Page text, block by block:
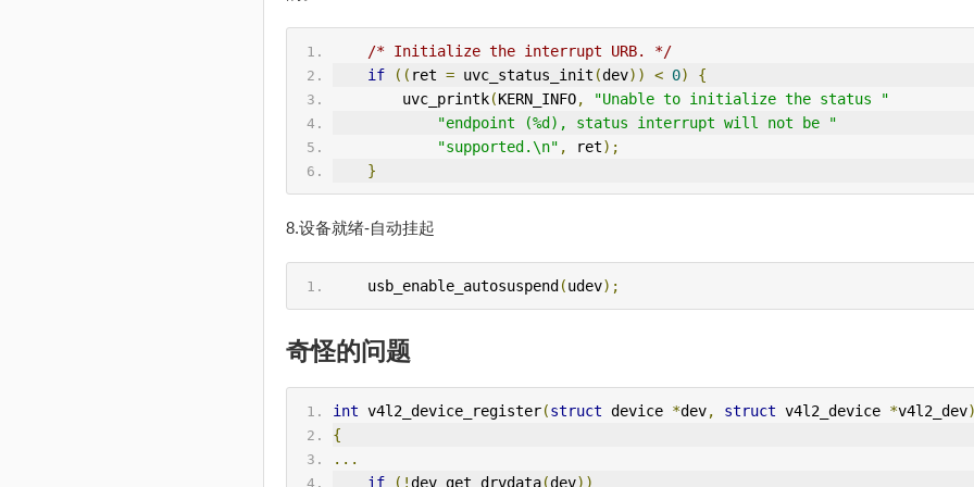
/* Initialize the interrupt URB. */
if
(( ret = uvc_status_init (dev)) < 0)
{
        uvc_printk
(KERN_INFO,
"Unable to initialize the status "
"endpoint (%d), status interrupt will not be "
"supported.\n" , ret);
}
8.设备就绪-自动挂起
    usb_enable_autosuspend
(udev);
奇怪的问题
int v4l2_device_register(struct device *dev, struct v4l2_device *v4l2_dev
{
...
if
(!dev_get_drvdata(dev))